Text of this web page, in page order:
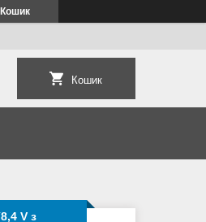
Кошик
Кошик
V з